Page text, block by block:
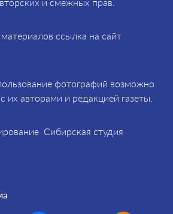
ссылка на сайт
фотографий возможно
их авторами и редакцией газеты.
Сибирская студия